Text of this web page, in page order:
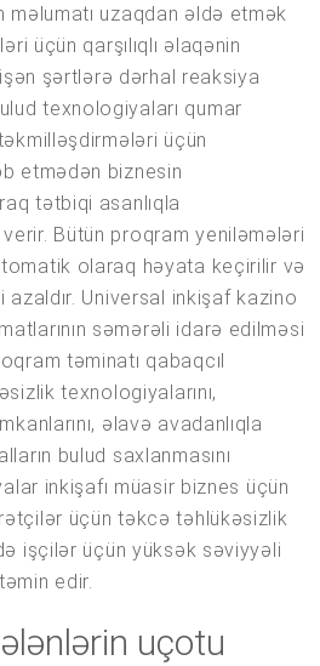
uzaqdan əldə etmək
üçün qarşılıqlı əlaqənin
şərtlərə dərhal reaksiya
texnologiyaları qumar
üçün
etmədən biznesin
tətbiqi asanlıqla
Bütün proqram yeniləmələri
olaraq həyata keçirilir və
Universal inkişaf kazino
səmərəli idarə edilməsi
təminatı qabaqcıl
texnologiyalarını,
əlavə avadanlıqla
bulud saxlanmasını
inkişafı müasir biznes üçün
üçün təkcə təhlükəsizlik
işçilər üçün yüksək səviyyəli
edir.
uçotu